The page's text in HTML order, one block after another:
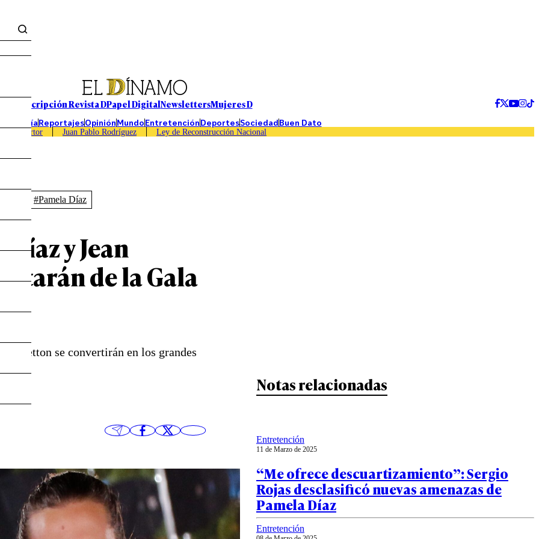
Suscripción Revista DPapel DigitalNewslettersMujeres D
EconomíaReportajesOpiniónMundoEntretenciónDeportesSociedadBuen Dato
Caso Sartor Juan Pablo Rodríguez Ley de Reconstrucción Nacional
#Pamela Díaz
y Jean
de la Gala
Cretton se convertirán en los grandes
Notas relacionadas
Entretención
11 de Marzo de 2025
“Me ofrece descuartizamiento”: Sergio
Rojas desclasificó nuevas amenazas de
Pamela Díaz
Entretención